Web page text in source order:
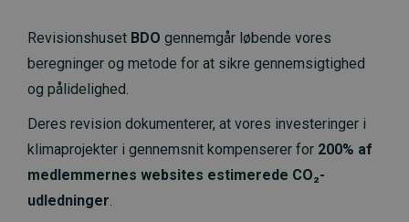
Revisionshuset BDO gennemgår løbende vores
beregninger og metode for at sikre gennemsigtighed
og pålidelighed.
Deres revision dokumenterer, at vores investeringer i
klimaprojekter i gennemsnit kompenserer for 200% af
medlemmernes websites estimerede CO₂-
udledninger.